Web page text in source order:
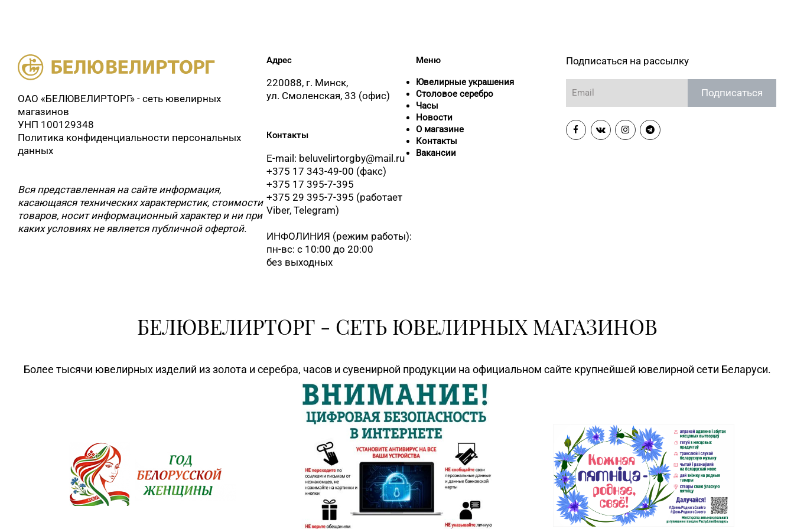
ОАО «БЕЛЮВЕЛИРТОРГ» - сеть ювелирных
магазинов
УНП 100129348
Политика конфиденциальности персональных
данных
Вся представленная на сайте информация,
касающаяся технических характеристик, стоимости
товаров, носит информационный характер и ни при
каких условиях не является публичной офертой.
Адрес
220088, г. Минск,
ул. Смоленская, 33 (офис)
Контакты
E-mail: beluvelirtorgby@mail.ru
+375 17 343-49-00 (факс)
+375 17 395-7-395
+375 29 395-7-395 (работает
Viber, Telegram)
ИНФОЛИНИЯ (режим работы):
пн-вс: с 10:00 до 20:00
без выходных
Меню
Ювелирные украшения
Столовое серебро
Часы
Новости
О магазине
Контакты
Вакансии
Подписаться на рассылку
Подписаться
БЕЛЮВЕЛИРТОРГ - СЕТЬ ЮВЕЛИРНЫХ МАГАЗИНОВ
Более тысячи ювелирных изделий из золота и серебра, часов и сувенирной продукции на официальном сайте крупнейшей ювелирной сети Беларуси.